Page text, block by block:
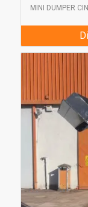
MINI DUMPER